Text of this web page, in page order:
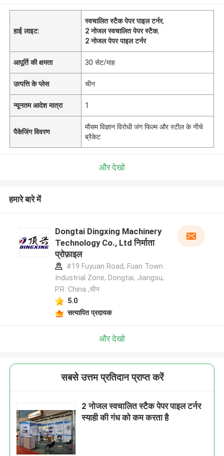
हाई लाइट:
स्वचालित स्टैक पेपर पाइल टर्नर,
2 नोजल स्वचालित पेपर स्टैक,
2 नोजल पेपर पाइल टर्नर
आपूर्ति की क्षमता 30 सेट/माह
उत्पत्ति के प्लेस चीन
न्यूनतम आदेश मात्रा 1
पैकेजिंग विवरण
मौसम विज्ञान विरोधी जंग फिल्म और स्टील के नीचे
ब्रैकेट
और देखो
हमारे बारे में
Dongtai Dingxing Machinery
Technology Co., Ltd निर्माता
प्रोफ़ाइल
#19 Fuyuan Road, Fuan Town
Industrial Zone, Dongtai, Jiangsu,
P.R. China ,चीन
5.0
सत्यापित प्रदायक
और देखो
सबसे उत्तम प्रतिदान प्राप्त करें
2 नोजल स्वचालित स्टैक पेपर पाइल टर्नर
स्याही की गंध को कम करता है